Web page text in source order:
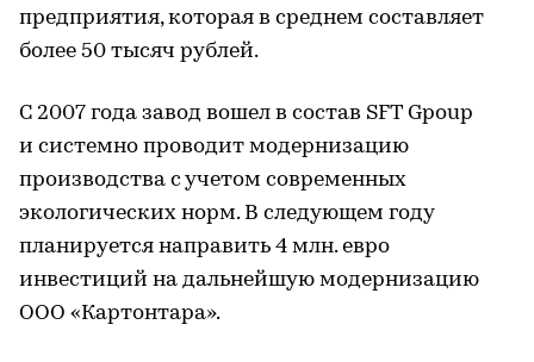
предприятия, которая в среднем составляет
более 50 тысяч рублей.
С 2007 года завод вошел в состав SFT Gpoup
и системно проводит модернизацию
производства с учетом современных
экологических норм. В следующем году
планируется направить 4 млн. евро
инвестиций на дальнейшую модернизацию
ООО «Картонтара».